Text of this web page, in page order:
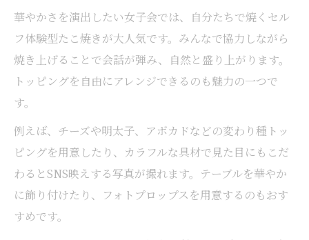
華やかさを演出したい女子会では、自分たちで焼くセル
フ体験型たこ焼きが大人気です。みんなで協力しながら
焼き上げることで会話が弾み、自然と盛り上がります。
トッピングを自由にアレンジできるのも魅力の一つで
す。
例えば、チーズや明太子、アボカドなどの変わり種トッ
ピングを用意したり、カラフルな具材で見た目にもこだ
わるとSNS映えする写真が撮れます。テーブルを華やか
に飾り付けたり、フォトプロップスを用意するのもおす
すめです。